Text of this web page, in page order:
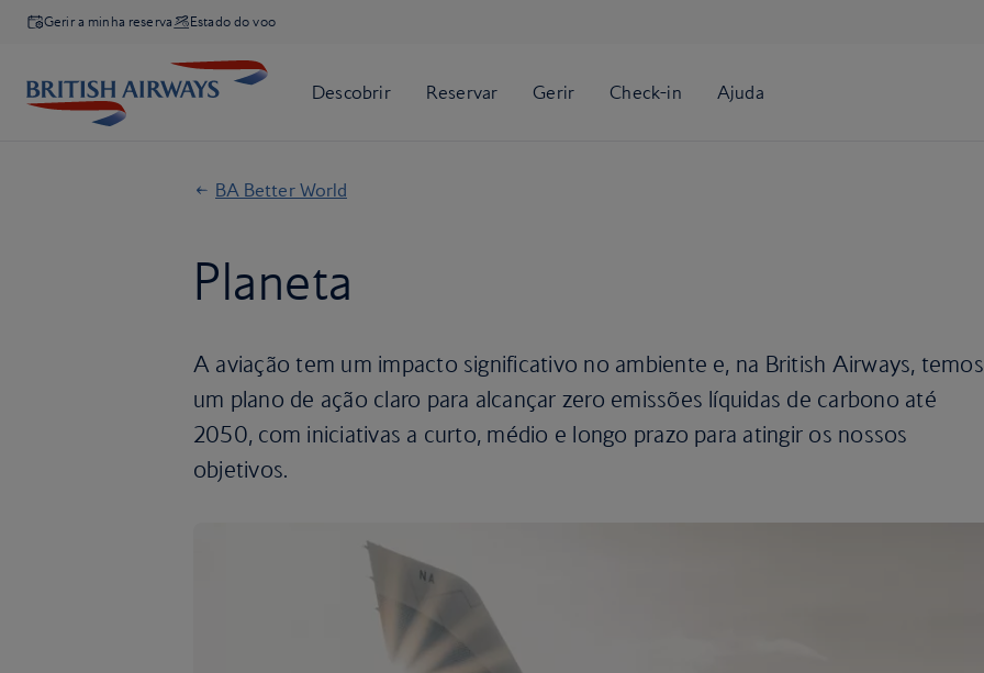
Gerir a minha reserva Estado do voo
BA Better World
Planeta
A aviação tem um impacto significativo no ambiente e, na British Airways, temos
um plano de ação claro para alcançar zero emissões líquidas de carbono até
2050, com iniciativas a curto, médio e longo prazo para atingir os nossos
objetivos.